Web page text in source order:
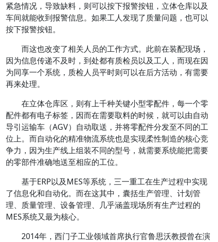
紧急情况，导致缺料，则可以按下报警按钮，立体仓库以及
车间就能收到报警信息。如果工人发现了质量问题，也可以
按下报警按钮。
而这也改变了相关人员的工作方式。此前在装配现场，
因为信息传递不及时，到处都有质检员以及工人，而现在因
为同享一个系统，质检人员平时则可以在后方活动，有需要
再来处理。
在立体仓库区，则有上千种关键小型零配件，每一个零
配件都有电子标签，因而在需要取料的时候，就可以由自动
导引运输车（AGV）自动取送，并将零配件分发至不同的工
位上。而自动化的精准物流系统也是实现柔性制造的核心竞
争力，因为生产线上组装不同的型号，就需要系统能把需要
的零部件准确地送至相应的工位。
基于ERP以及MES等系统，三一重工在生产过程中实现
了信息化和自动化。而在这其中，囊括生产管理、计划管
理、质量管理、设备管理、几乎涵盖现场所有生产过程的
MES系统又最为核心。
2014年，西门子工业领域首席执行官鲁思沃教授曾在演